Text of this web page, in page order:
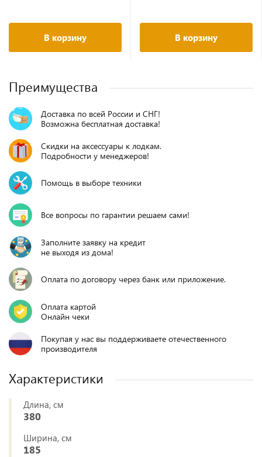
В корзину В корзину
Преимущества
Доставка по всей России и СНГ!
Возможна бесплатная доставка!
Скидки на аксессуары к лодкам.
Подробности у менеджеров!
Помощь в выборе техники
Все вопросы по гарантии решаем сами!
Заполните заявку на кредит
не выходя из дома!
Оплата по договору через банк или приложение.
Оплата картой
Онлайн чеки
Покупая у нас вы поддерживаете отечественного
производителя
Характеристики
Длина, см
380
Ширина, см
185